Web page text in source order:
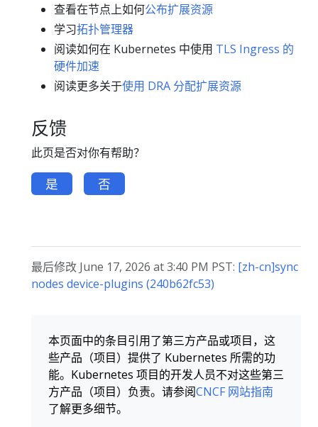
查看在节点上如何公布扩展资源
学习拓扑管理器
阅读如何在 Kubernetes 中使用 TLS Ingress 的
硬件加速
阅读更多关于使用 DRA 分配扩展资源
反馈
此页是否对你有帮助？
是 否
最后修改 June 17, 2026 at 3:40 PM PST: [zh-cn]sync
nodes device-plugins (240b62fc53)
本页面中的条目引用了第三方产品或项目，这
些产品（项目）提供了 Kubernetes 所需的功
能。Kubernetes 项目的开发人员不对这些第三
方产品（项目）负责。请参阅CNCF 网站指南
了解更多细节。